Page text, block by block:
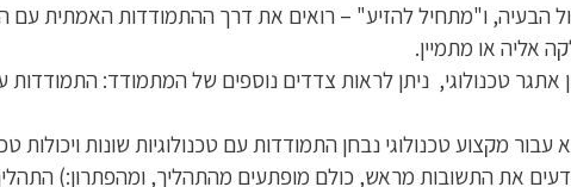
הבעיה, ו"מתחיל להזיע" – רואים את דרך ההתמודדות האמתית עם
אליה או מתמיין.
טכנולוגי, ניתן לראות צדדים נוספים של המתמודד:
עבור מקצוע טכנולוגי נבחן התמודדות עם טכנולוגיות שונות ויכולות
את התשובות מראש, כולם מופתעים מהתהליך, ומהפתרון:)